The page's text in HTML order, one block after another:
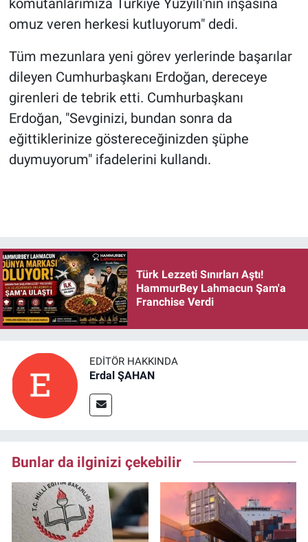
komutanlarımıza Türkiye Yüzyılı'nın inşasına
omuz veren herkesi kutluyorum" dedi.
Tüm mezunlara yeni görev yerlerinde başarılar
dileyen Cumhurbaşkanı Erdoğan, dereceye
girenleri de tebrik etti. Cumhurbaşkanı
Erdoğan, "Sevginizi, bundan sonra da
eğittiklerinize göstereceğinizden şüphe
duymuyorum" ifadelerini kullandı.
Türk Lezzeti Sınırları Aştı!
HammurBey Lahmacun Şam'a
Franchise Verdi
EDITÖR HAKKINDA
Erdal ŞAHAN
Bunlar da ilginizi çekebilir